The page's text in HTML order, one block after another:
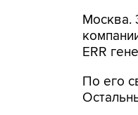
Москва.
ERR
По его